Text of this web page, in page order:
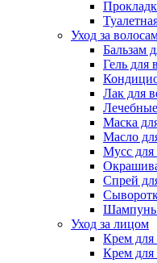
Уход за
Бальзам
Гель для
Лак для
Маска
Масло
Мусс для
Спрей
Шампунь
Уход за лицом
Крем для
Крем для